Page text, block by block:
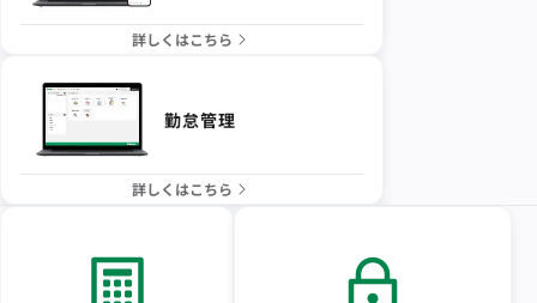
詳しくはこちら
勤怠管理
詳しくはこちら